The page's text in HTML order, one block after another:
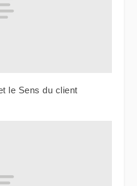
le Sens du client